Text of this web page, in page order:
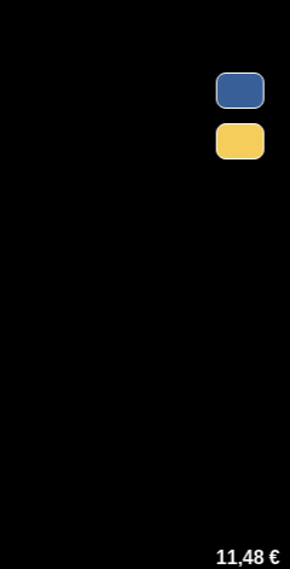
Klassifizierung SRC die
ist seine
auch wenn er nach ca.
kann. Es ist wichtig,
um ihre Lebensdauer
11,48 €